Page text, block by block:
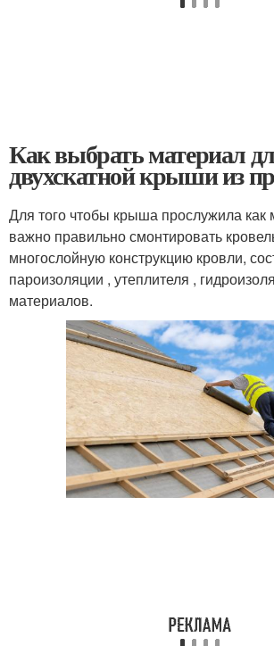
Как выбрать материал
двухскатной крыши из
Для того чтобы крыша прослужила
важно правильно смонтировать
многослойную конструкцию кровли,
пароизоляции , утеплителя ,
материалов.